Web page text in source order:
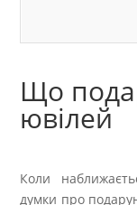
Що
ювілей
Коли
думки про